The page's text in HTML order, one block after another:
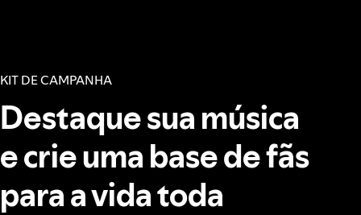
KIT DE CAMPANHA
Destaque sua música
e crie uma base de fãs
para a vida toda